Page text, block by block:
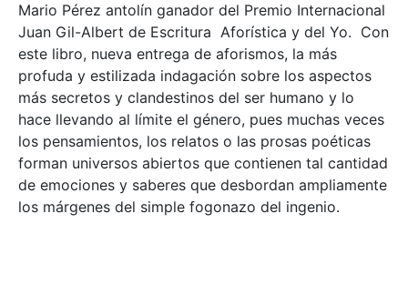
Mario Pérez antolín ganador del Premio Internacional
Juan Gil-Albert de Escritura Aforística y del Yo. Con
este libro, nueva entrega de aforismos, la más
profuda y estilizada indagación sobre los aspectos
más secretos y clandestinos del ser humano y lo
hace llevando al límite el género, pues muchas veces
los pensamientos, los relatos o las prosas poéticas
forman universos abiertos que contienen tal cantidad
de emociones y saberes que desbordan ampliamente
los márgenes del simple fogonazo del ingenio.